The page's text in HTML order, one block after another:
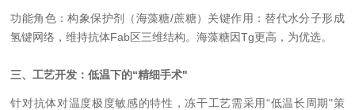
功能角色：构象保护剂（海藻糖/蔗糖） 关键作用： 替代水分子形成
氢键网络，维持抗体Fab区三维结构。海藻糖因Tg更高，为优选。
三、工艺开发：低温下的“精细手术"
针对抗体对温度极度敏感的特性，冻干工艺需采用“低温长周期"策